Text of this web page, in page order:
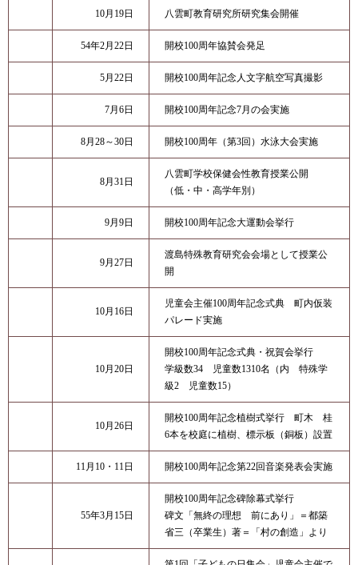
10月19日 八雲町教育研究所研究集会開催
54年2月22日 開校100周年協賛会発足
5月22日 開校100周年記念人文字航空写真撮影
7月6日 開校100周年記念7月の会実施
8月28～30日 開校100周年（第3回）水泳大会実施
8月31日
八雲町学校保健会性教育授業公開
（低・中・高学年別）
9月9日 開校100周年記念大運動会挙行
9月27日
渡島特殊教育研究会会場として授業公
開
10月16日
児童会主催100周年記念式典 町内仮装
パレード実施
10月20日
開校100周年記念式典・祝賀会挙行
学級数34 児童数1310名（内 特殊学
級2 児童数15）
10月26日
開校100周年記念植樹式挙行 町木 桂
6本を校庭に植樹、標示板（銅板）設置
11月10・11日 開校100周年記念第22回音楽発表会実施
55年3月15日
開校100周年記念碑除幕式挙行
碑文「無終の理想 前にあり」＝都築
省三（卒業生）著＝「村の創造」より